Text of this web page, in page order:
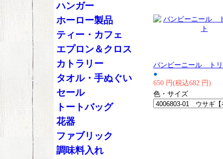
バンビーニール ト
●
650 円(税込682 円)
色・サイズ
ハンガー
ホーロー製品
ティー・カフェ
エプロン＆クロス
カトラリー
タオル・手ぬぐい
セール
トートバッグ
花器
ファブリック
調味料入れ